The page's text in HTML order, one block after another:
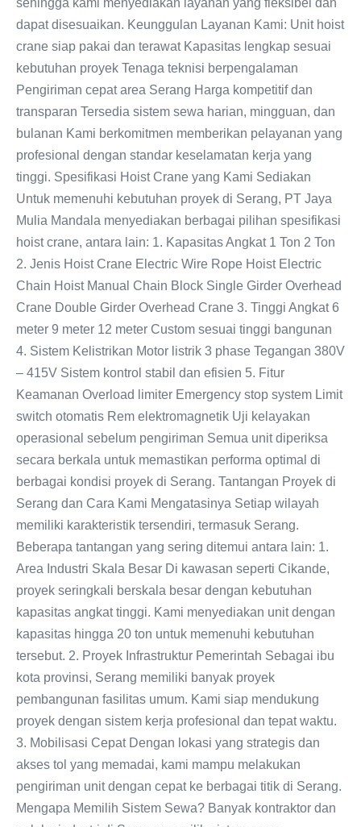
sehingga kami menyediakan layanan yang fleksibel dan
dapat disesuaikan. Keunggulan Layanan Kami: Unit hoist
crane siap pakai dan terawat Kapasitas lengkap sesuai
kebutuhan proyek Tenaga teknisi berpengalaman
Pengiriman cepat area Serang Harga kompetitif dan
transparan Tersedia sistem sewa harian, mingguan, dan
bulanan Kami berkomitmen memberikan pelayanan yang
profesional dengan standar keselamatan kerja yang
tinggi. Spesifikasi Hoist Crane yang Kami Sediakan
Untuk memenuhi kebutuhan proyek di Serang, PT Jaya
Mulia Mandala menyediakan berbagai pilihan spesifikasi
hoist crane, antara lain: 1. Kapasitas Angkat 1 Ton 2 Ton
2. Jenis Hoist Crane Electric Wire Rope Hoist Electric
Chain Hoist Manual Chain Block Single Girder Overhead
Crane Double Girder Overhead Crane 3. Tinggi Angkat 6
meter 9 meter 12 meter Custom sesuai tinggi bangunan
4. Sistem Kelistrikan Motor listrik 3 phase Tegangan 380V
– 415V Sistem kontrol stabil dan efisien 5. Fitur
Keamanan Overload limiter Emergency stop system Limit
switch otomatis Rem elektromagnetik Uji kelayakan
operasional sebelum pengiriman Semua unit diperiksa
secara berkala untuk memastikan performa optimal di
berbagai kondisi proyek di Serang. Tantangan Proyek di
Serang dan Cara Kami Mengatasinya Setiap wilayah
memiliki karakteristik tersendiri, termasuk Serang.
Beberapa tantangan yang sering ditemui antara lain: 1.
Area Industri Skala Besar Di kawasan seperti Cikande,
proyek seringkali berskala besar dengan kebutuhan
kapasitas angkat tinggi. Kami menyediakan unit dengan
kapasitas hingga 20 ton untuk memenuhi kebutuhan
tersebut. 2. Proyek Infrastruktur Pemerintah Sebagai ibu
kota provinsi, Serang memiliki banyak proyek
pembangunan fasilitas umum. Kami siap mendukung
proyek dengan sistem kerja profesional dan tepat waktu.
3. Mobilisasi Cepat Dengan lokasi yang strategis dan
akses tol yang memadai, kami mampu melakukan
pengiriman unit dengan cepat ke berbagai titik di Serang.
Mengapa Memilih Sistem Sewa? Banyak kontraktor dan